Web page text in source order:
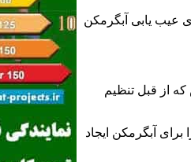
عیب یابی آبگرمکن
از قبل تنظیم
آبگرمکن ایجاد